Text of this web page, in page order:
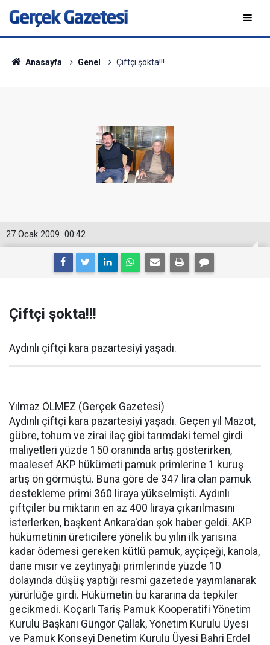
Anasayfa Genel Çiftçi şokta!!!
00:42
27 Ocak 2009
Çiftçi şokta!!!
Aydınlı çiftçi kara pazartesiyi yaşadı.
Yılmaz ÖLMEZ (Gerçek Gazetesi)
Aydınlı çiftçi kara pazartesiyi yaşadı. Geçen yıl Mazot,
gübre, tohum ve zirai ilaç gibi tarımdaki temel girdi
maliyetleri yüzde 150 oranında artış gösterirken,
maalesef AKP hükümeti pamuk primlerine 1 kuruş
artış ön görmüştü. Buna göre de 347 lira olan pamuk
destekleme primi 360 liraya yükselmişti. Aydınlı
çiftçiler bu miktarın en az 400 liraya çıkarılmasını
isterlerken, başkent Ankara'dan şok haber geldi. AKP
hükümetinin üreticilere yönelik bu yılın ilk yarısına
kadar ödemesi gereken kütlü pamuk, ayçiçeği, kanola,
dane mısır ve zeytinyağı primlerinde yüzde 10
dolayında düşüş yaptığı resmi gazetede yayımlanarak
yürürlüğe girdi. Hükümetin bu kararına da tepkiler
gecikmedi. Koçarlı Tariş Pamuk Kooperatifi Yönetim
Kurulu Başkanı Güngör Çallak, Yönetim Kurulu Üyesi
ve Pamuk Konseyi Denetim Kurulu Üyesi Bahri Erdel